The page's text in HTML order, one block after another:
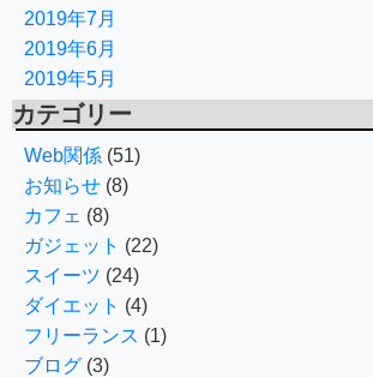
2019年7月
2019年6月
2019年5月
カテゴリー
Web関係 (51)
お知らせ (8)
カフェ (8)
ガジェット (22)
スイーツ (24)
ダイエット (4)
フリーランス (1)
ブログ (3)